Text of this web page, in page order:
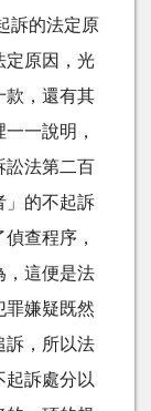
訴的法定原
定原因，光
款，還有其
一說明，
法第二百
」的不起訴
查程序，
，這便是法
罪嫌疑既然
訴，所以法
起訴處分以